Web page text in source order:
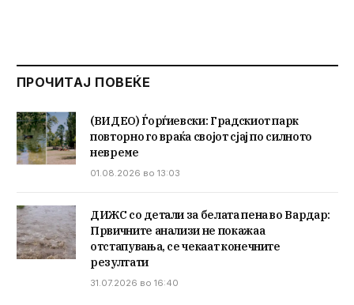
ПРОЧИТАЈ ПОВЕЌЕ
(ВИДЕО) Ѓорѓиевски: Градскиот парк
повторно го враќа својот сјај по силното
невреме
01.08.2026 во 13:03
ДИЖС со детали за белата пена во Вардар:
Првичните анализи не покажаа
отстапувања, се чекаат конечните
резултати
31.07.2026 во 16:40